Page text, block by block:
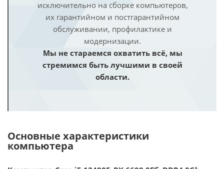
исключительно на сборке компьютеров,
их гарантийном и постгарантийном
обслуживании, профилактике и
модернизации.
Мы не стараемся охватить всё, мы
стремимся быть лучшими в своей
области.
Основные характеристики
компьютера